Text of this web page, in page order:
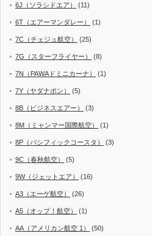
6J（ソラシドエア） (11)
6T（エアーマンダレー） (1)
7C（チェジュ航空） (25)
7G（スターフライヤー） (8)
7N（PAWAドミニカーナ） (1)
7Y（ヤダナポン） (5)
8B（ビジネスエアー） (3)
8M（ミャンマー国際航空） (1)
8P（パシフィックコースタ） (3)
9C（春秋航空） (5)
9W（ジェットエア） (16)
A3（エーゲ航空） (26)
A5（オップ！航空） (1)
AA（アメリカン航空 1） (50)